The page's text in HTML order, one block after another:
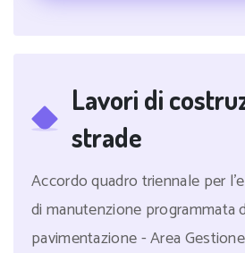
Lavori di
strade
Accordo quadro triennale per
di manutenzione programmata
pavimentazione - Area